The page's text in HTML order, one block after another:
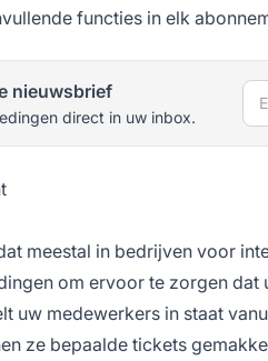
functies in elk
nieuwsbrief
direct in uw inbox.
meestal in bedrijven voor
om ervoor te zorgen
uw medewerkers in staat
ze bepaalde tickets